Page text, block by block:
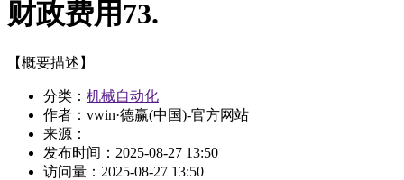
财政费用73.
【概要描述】
分类： 机械自动化
作者：vwin·德赢(中国)-官方网站
来源：
发布时间： 2025-08-27 13:50
访问量： 2025-08-27 13:50